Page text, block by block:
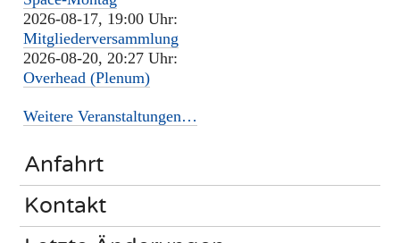
2026-08-17, 19:00 Uhr:
Mitgliederversammlung
2026-08-20, 20:27 Uhr:
Overhead (Plenum)
Weitere Veranstaltungen…
Anfahrt
Kontakt